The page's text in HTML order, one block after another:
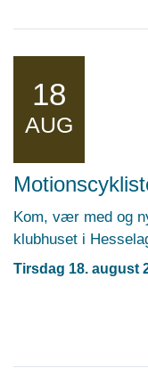
18
AUG
Kom, vær med og
klubhuset i
Tirsdag 18. august